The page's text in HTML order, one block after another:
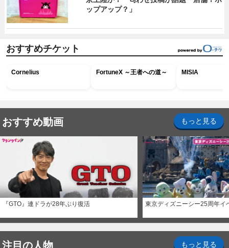
ップアップ？」
おすすめチケット
Cornelius FortuneX ～王者への道～ MISIA
おすすめ動画 もっと見る
『GTO』連ドラが28年ぶり復活 東京ディズニーシー25周年イ
注目の人物 もっと見る